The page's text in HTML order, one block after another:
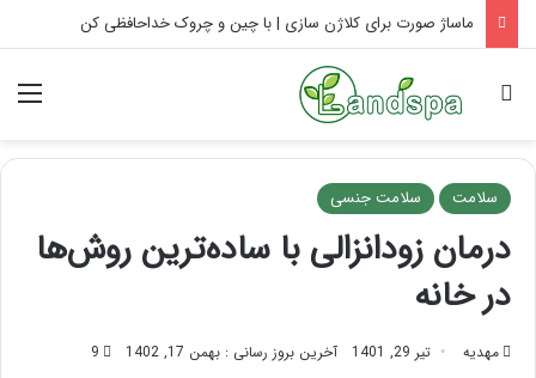
ماساژ کولیک نوزادان: آرامش فوری نوزاد
جستجو برای
سلامت سلامت جنسی
درمان زودانزالی با ساده‌ترین روش‌ها
در خانه
مهدیه تیر 29, 1401 آخرین بروز رسانی : بهمن 17, 1402
9